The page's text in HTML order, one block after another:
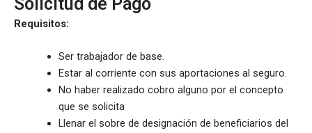
Requisitos:
Ser trabajador de base.
Estar al corriente con sus aportaciones al seguro.
No haber realizado cobro alguno por el concepto
que se solicita
Llenar el sobre de designación de beneficiarios del